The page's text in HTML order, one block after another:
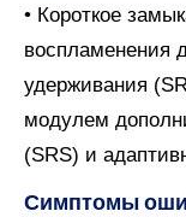
• Короткое
воспламенения
удерживания
модулем
(SRS) и
Симптомы